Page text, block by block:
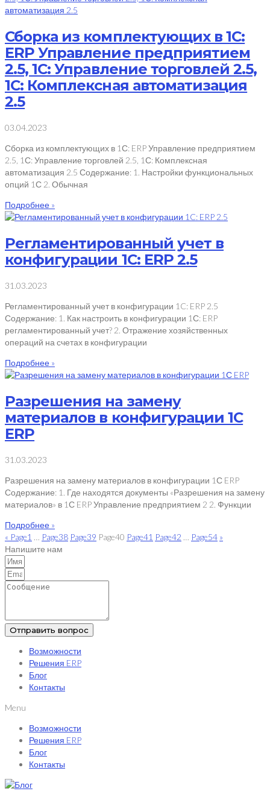
Сборка из комплектующих в 1С:
ERP Управление предприятием
2.5, 1С: Управление торговлей 2.5,
1С: Комплексная автоматизация
2.5
03.04.2023
Сборка из комплектующих в 1С: ERP Управление предприятием
2.5, 1С: Управление торговлей 2.5, 1С: Комплексная
автоматизация 2.5 Содержание: 1. Настройки функциональных
опций 1С 2. Обычная
Подробнее »
Регламентированный учет в
конфигурации 1C: ERP 2.5
31.03.2023
Регламентированный учет в конфигурации 1C: ERP 2.5
Содержание: 1. Как настроить в конфигурации 1С: ERP
регламентированный учет? 2. Отражение хозяйственных
операций на счетах в конфигурации
Подробнее »
Разрешения на замену
материалов в конфигурации 1С
ERP
31.03.2023
Разрешения на замену материалов в конфигурации 1С ERP
Содержание: 1. Где находятся документы «Разрешения на замену
материалов» в 1С ERP Управление предприятием 2 2. Функции
Подробнее »
« Page1 … Page38 Page39 Page40 Page41 Page42 … Page54 »
Напишите нам
Отправить вопрос
Возможности
Решения ERP
Блог
Контакты
Menu
Возможности
Решения ERP
Блог
Контакты